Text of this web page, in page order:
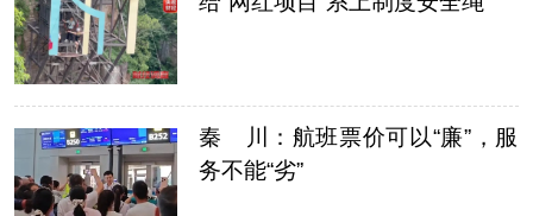
秦 川：航班票价可以“廉”，服
务不能“劣”